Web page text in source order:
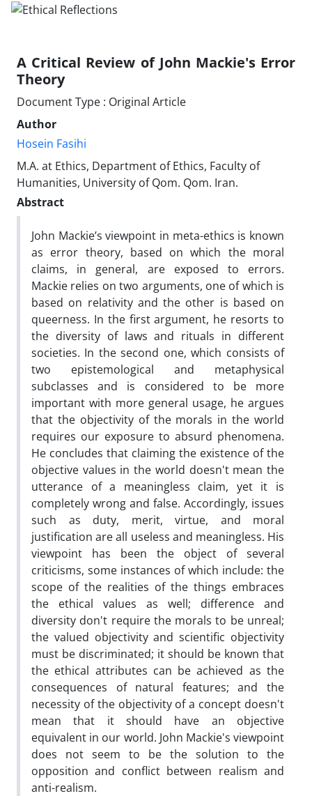
A Critical Review of John Mackie's Error
Theory
Document Type : Original Article
Author
Hosein Fasihi
M.A. at Ethics, Department of Ethics, Faculty of
Humanities, University of Qom. Qom. Iran.
Abstract
John Mackie’s viewpoint in meta-ethics is known
as error theory, based on which the moral
claims, in general, are exposed to errors.
Mackie relies on two arguments, one of which is
based on relativity and the other is based on
queerness. In the first argument, he resorts to
the diversity of laws and rituals in different
societies. In the second one, which consists of
two epistemological and metaphysical
subclasses and is considered to be more
important with more general usage, he argues
that the objectivity of the morals in the world
requires our exposure to absurd phenomena.
He concludes that claiming the existence of the
objective values in the world doesn't mean the
utterance of a meaningless claim, yet it is
completely wrong and false. Accordingly, issues
such as duty, merit, virtue, and moral
justification are all useless and meaningless. His
viewpoint has been the object of several
criticisms, some instances of which include: the
scope of the realities of the things embraces
the ethical values as well; difference and
diversity don't require the morals to be unreal;
the valued objectivity and scientific objectivity
must be discriminated; it should be known that
the ethical attributes can be achieved as the
consequences of natural features; and the
necessity of the objectivity of a concept doesn't
mean that it should have an objective
equivalent in our world. John Mackie's viewpoint
does not seem to be the solution to the
opposition and conflict between realism and
anti-realism.